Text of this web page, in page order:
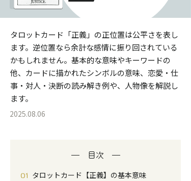
タロットカード「正義」の正位置は公平さを表し
ます。逆位置なら余計な感情に振り回されている
かもしれません。基本的な意味やキーワードの
他、カードに描かれたシンボルの意味、恋愛・仕
事・対人・決断の読み解き例や、人物像を解説し
ます。
2025.08.06
目次
タロットカード【正義】の基本意味